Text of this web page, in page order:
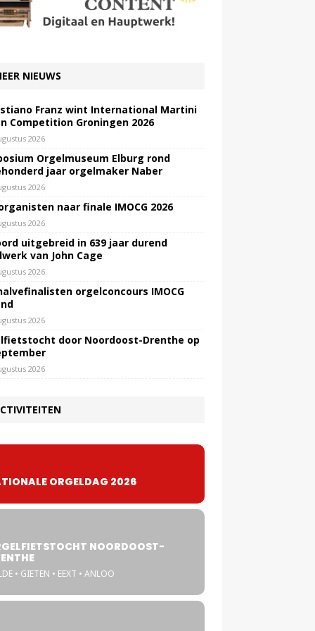
NIEUWS
Franz wint International Martini
Competition Groningen 2026
2026
Orgelmuseum Elburg rond
jaar orgelmaker Naber
2026
naar finale IMOCG 2026
2026
uitgebreid in 639 jaar durend
van John Cage
2026
orgelconcours IMOCG
2026
door Noordoost-Drenthe op
2026
ORGELDAG 2026
NOORDOOST-
• GIETEN • EEXT • ANLOO